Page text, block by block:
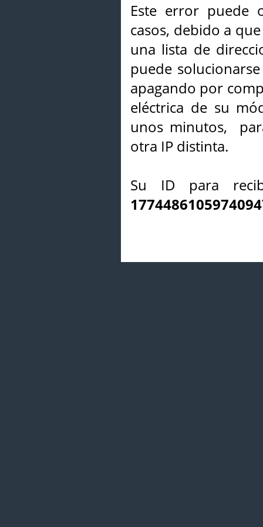
Este error puede
casos, debido a
una lista de
puede
apagando por
eléctrica de su
unos minutos,
otra IP distinta.
Su ID para